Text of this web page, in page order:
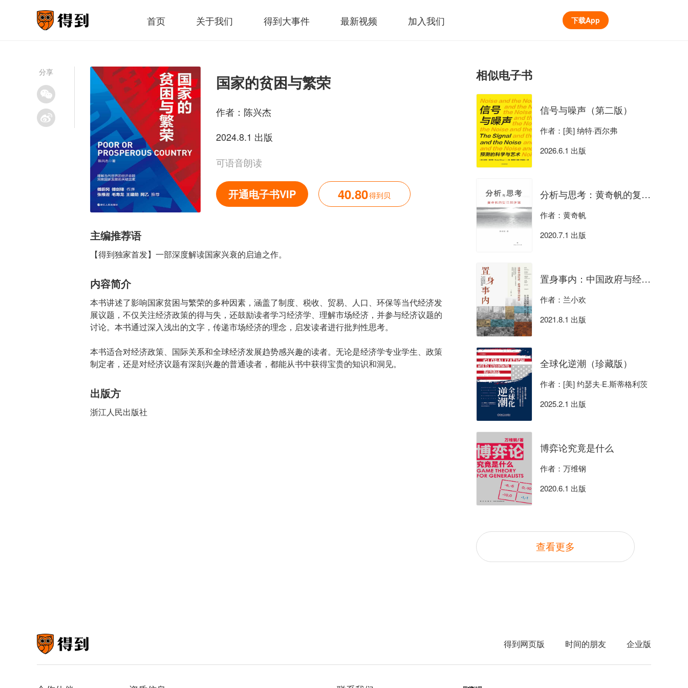
首页 关于我们 得到大事件 最新视频 加入我们 下载App
分享
国家的贫困与繁荣
作者： 陈兴杰
2024.8.1 出版
可语音朗读
开通电子书VIP 40.80得到贝
主编推荐语
【得到独家首发】一部深度解读国家兴衰的启迪之作。
内容简介
本书讲述了影响国家贫困与繁荣的多种因素，涵盖了制度、税收、贸易、人口、环保等当代经济发
展议题，不仅关注经济政策的得与失，还鼓励读者学习经济学、理解市场经济，并参与经济议题的
讨论。本书通过深入浅出的文字，传递市场经济的理念，启发读者进行批判性思考。
本书适合对经济政策、国际关系和全球经济发展趋势感兴趣的读者。无论是经济学专业学生、政策
制定者，还是对经济议题有深刻兴趣的普通读者，都能从书中获得宝贵的知识和洞见。
出版方
浙江人民出版社
相似电子书
信号与噪声（第二版）
作者：[美] 纳特·西尔弗
2026.6.1 出版
分析与思考：黄奇帆的复旦经济课
作者：黄奇帆
2020.7.1 出版
置身事内：中国政府与经济发展
作者：兰小欢
2021.8.1 出版
全球化逆潮（珍藏版）
作者：[美] 约瑟夫·E.斯蒂格利茨
2025.2.1 出版
博弈论究竟是什么
作者：万维钢
2020.6.1 出版
查看更多
得到网页版 时间的朋友 企业版